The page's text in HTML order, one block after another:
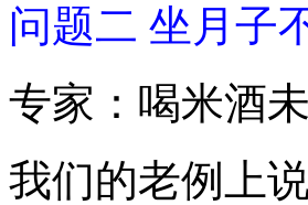
问题二 坐月子
专家：喝米酒
我们的老例上